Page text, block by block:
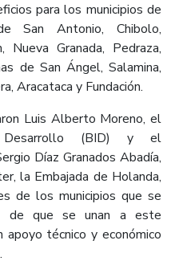
para los municipios de
San Antonio, Chibolo,
Granada, Pedraza,
de San Ángel, Salamina,
Aracataca y Fundación.
Luis Alberto Moreno, el
Desarrollo (BID) y el
Díaz Granados Abadía,
la Embajada de Holanda,
de los municipios que se
de que se unan a este
técnico y económico